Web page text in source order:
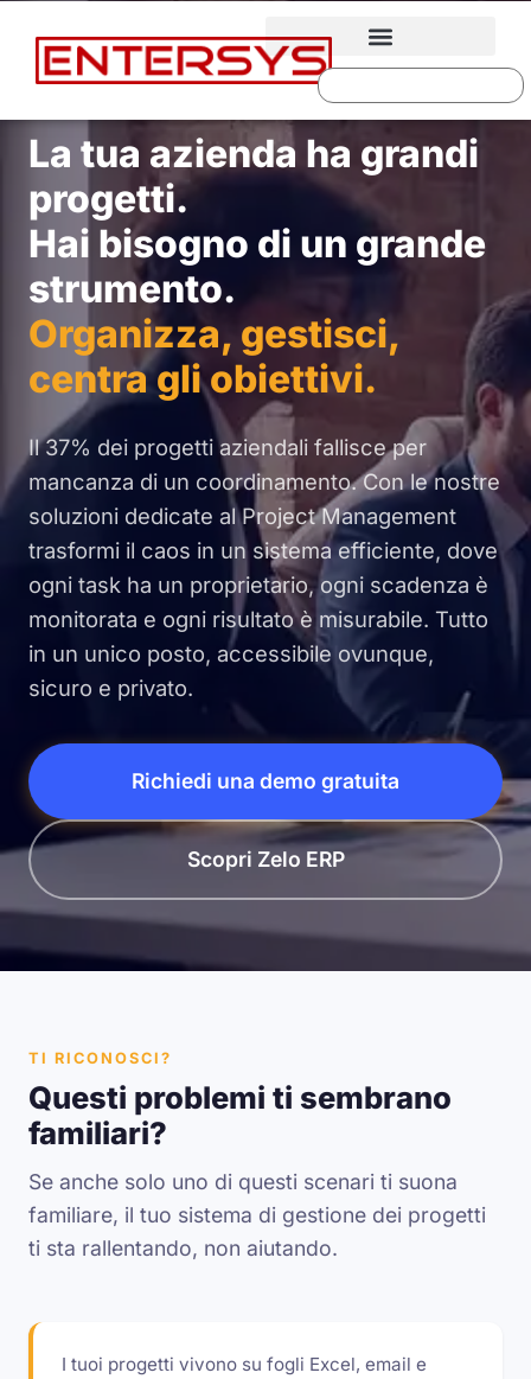
La tua azienda ha grandi
progetti.
Hai bisogno di un grande
strumento.
Organizza, gestisci,
centra gli obiettivi.
Il 37% dei progetti aziendali fallisce per
mancanza di un coordinamento. Con le nostre
soluzioni dedicate al Project Management
trasformi il caos in un sistema efficiente, dove
ogni task ha un proprietario, ogni scadenza è
monitorata e ogni risultato è misurabile. Tutto
in un unico posto, accessibile ovunque,
sicuro e privato.
Richiedi una demo gratuita
Scopri Zelo ERP
TI RICONOSCI?
Questi problemi ti sembrano
familiari?
Se anche solo uno di questi scenari ti suona
familiare, il tuo sistema di gestione dei progetti
ti sta rallentando, non aiutando.
I tuoi progetti vivono su fogli Excel, email e